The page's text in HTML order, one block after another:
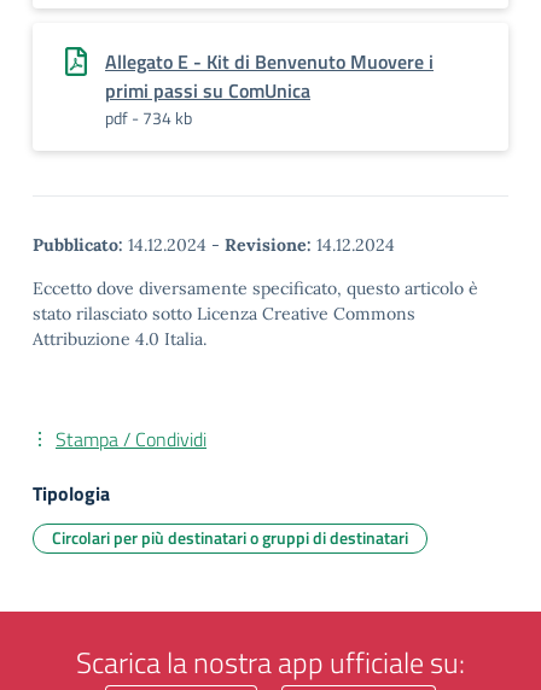
Allegato E - Kit di Benvenuto Muovere i
primi passi su ComUnica
pdf - 734 kb
Pubblicato: 14.12.2024 - Revisione: 14.12.2024
Eccetto dove diversamente specificato, questo articolo è
stato rilasciato sotto Licenza Creative Commons
Attribuzione 4.0 Italia.
Stampa / Condividi
Tipologia
Circolari per più destinatari o gruppi di destinatari
Scarica la nostra app ufficiale su: